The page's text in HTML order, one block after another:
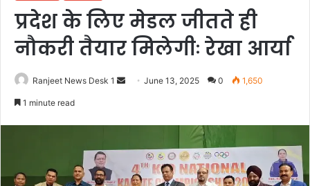
प्रदेश के लिए मेडल जीतते ही
नौकरी तैयार मिलेगीः रेखा आर्या
Ranjeet News Desk 1
a
e
June 13, 2025 0 1,650
1 minute read